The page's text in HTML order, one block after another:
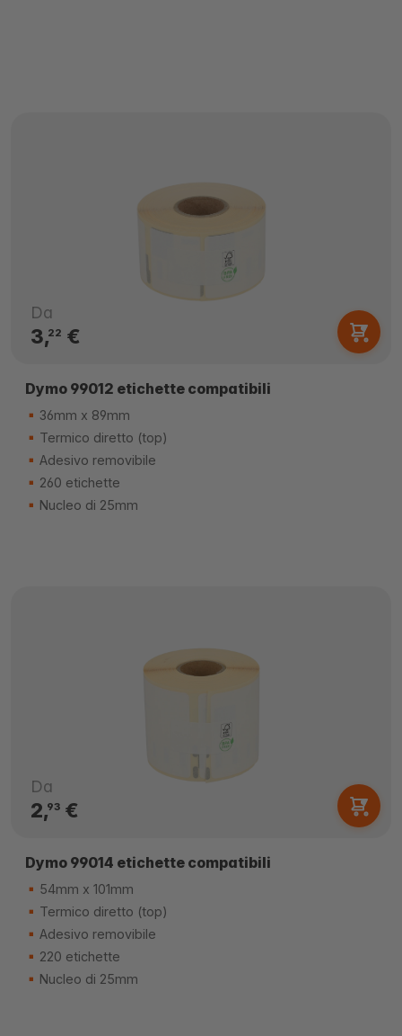
Da
3,22 €
Dymo 99012 etichette compatibili
36mm x 89mm
Termico diretto (top)
Adesivo removibile
260 etichette
Nucleo di 25mm
Da
2,93€
Dymo 99014 etichette compatibili
54mm x 101mm
Termico diretto (top)
Adesivo removibile
220 etichette
Nucleo di 25mm